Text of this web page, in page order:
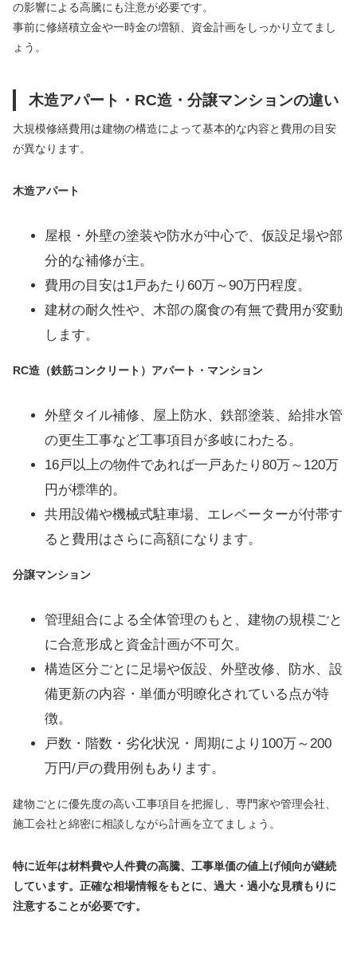
の影響による高騰にも注意が必要です。
事前に修繕積立金や一時金の増額、資金計画をしっかり立てまし
ょう。
木造アパート・RC造・分譲マンションの違い
大規模修繕費用は建物の構造によって基本的な内容と費用の目安
が異なります。
木造アパート
屋根・外壁の塗装や防水が中心で、仮設足場や部
分的な補修が主。
費用の目安は1戸あたり60万～90万円程度。
建材の耐久性や、木部の腐食の有無で費用が変動
します。
RC造（鉄筋コンクリート）アパート・マンション
外壁タイル補修、屋上防水、鉄部塗装、給排水管
の更生工事など工事項目が多岐にわたる。
16戸以上の物件であれば一戸あたり80万～120万
円が標準的。
共用設備や機械式駐車場、エレベーターが付帯す
ると費用はさらに高額になります。
分譲マンション
管理組合による全体管理のもと、建物の規模ごと
に合意形成と資金計画が不可欠。
構造区分ごとに足場や仮設、外壁改修、防水、設
備更新の内容・単価が明瞭化されている点が特
徴。
戸数・階数・劣化状況・周期により100万～200
万円/戸の費用例もあります。
建物ごとに優先度の高い工事項目を把握し、専門家や管理会社、
施工会社と綿密に相談しながら計画を立てましょう。
特に近年は材料費や人件費の高騰、工事単価の値上げ傾向が継続
しています。正確な相場情報をもとに、過大・過小な見積もりに
注意することが必要です。